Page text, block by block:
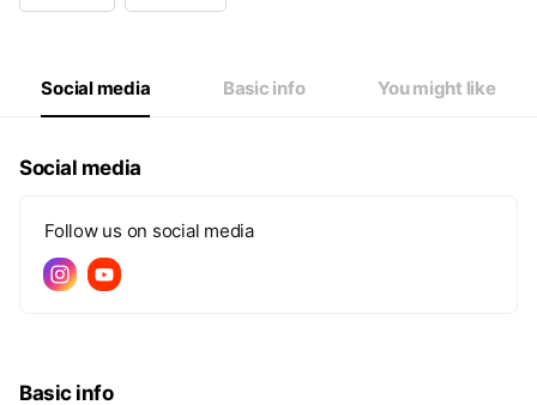
Social media Basic info You might like
Social media
Follow us on social media
Basic info